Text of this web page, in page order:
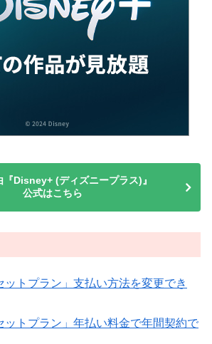
『Disney+ (ディズニープラス)』
公式はこちら
ットプラン」支払い方法を変更でき
ットプラン」年払い料金で年間契約で